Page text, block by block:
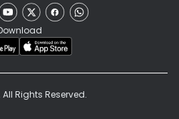
All Rights Reserved.